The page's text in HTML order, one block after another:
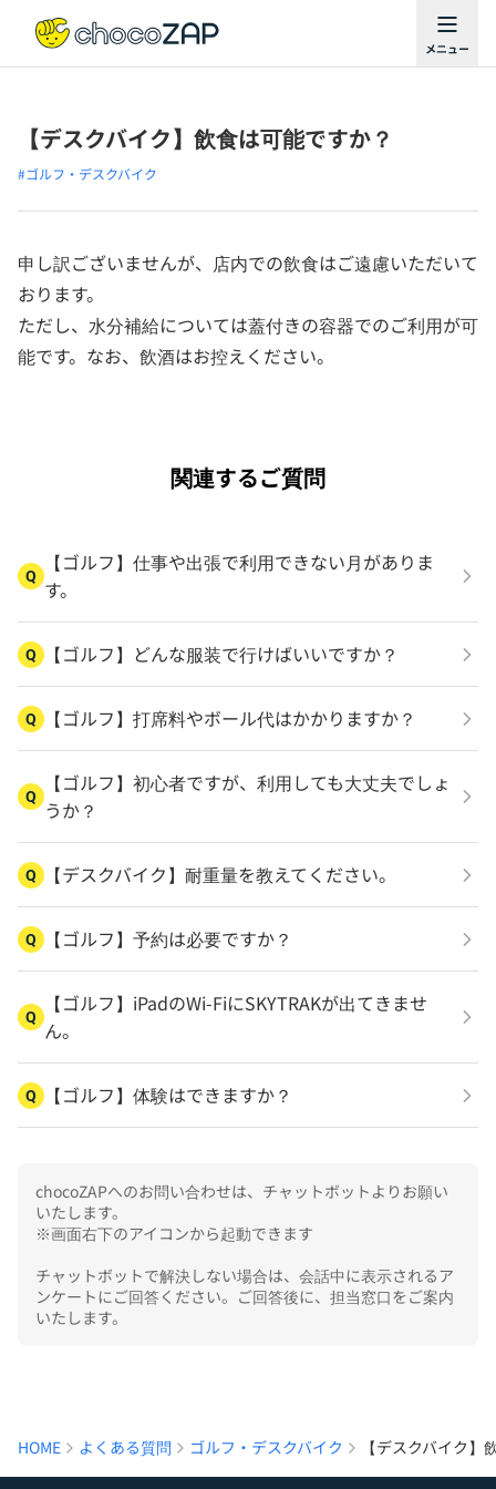
【デスクバイク】飲食は可能ですか？
#ゴルフ・デスクバイク
申し訳ございませんが、店内での飲食はご遠慮いただいて
おります。
ただし、水分補給については蓋付きの容器でのご利用が可
能です。なお、飲酒はお控えください。
関連するご質問
Q
【ゴルフ】仕事や出張で利用できない月がありま
す。
Q 【ゴルフ】どんな服装で行けばいいですか？
Q 【ゴルフ】打席料やボール代はかかりますか？
Q
【ゴルフ】初心者ですが、利用しても大丈夫でしょ
うか？
Q 【デスクバイク】耐重量を教えてください。
Q 【ゴルフ】予約は必要ですか？
Q
【ゴルフ】iPadのWi-FiにSKYTRAKが出てきませ
ん。
Q 【ゴルフ】体験はできますか？
chocoZAPへのお問い合わせは、チャットボットよりお願い
いたします。
※画面右下のアイコンから起動できます
チャットボットで解決しない場合は、会話中に表示されるア
ンケートにご回答ください。ご回答後に、担当窓口をご案内
いたします。
HOME よくある質問 ゴルフ・デスクバイク 【デスクバイク】